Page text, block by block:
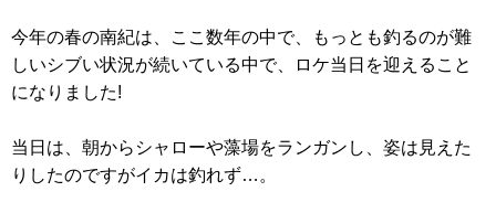
今年の春の南紀は、ここ数年の中で、もっとも釣るのが難
しいシブい状況が続いている中で、ロケ当日を迎えること
になりました!
当日は、朝からシャローや藻場をランガンし、姿は見えた
りしたのですがイカは釣れず…。